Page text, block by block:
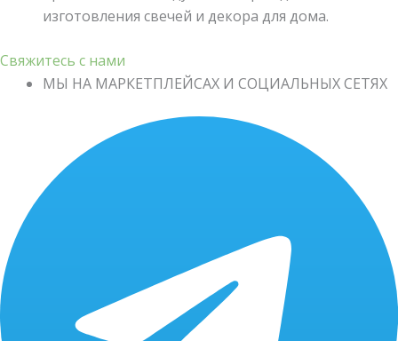
изготовления свечей и декора для дома.
Свяжитесь с нами
МЫ НА МАРКЕТПЛЕЙСАХ И СОЦИАЛЬНЫХ СЕТЯХ